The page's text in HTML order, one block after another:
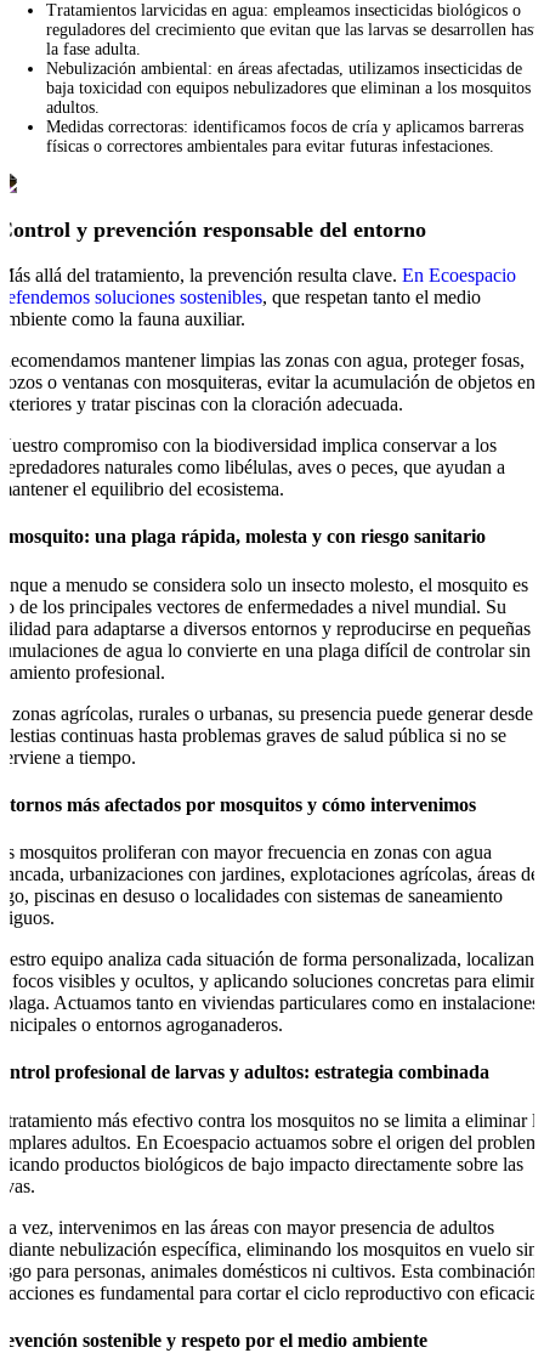
Tratamientos larvicidas en agua: empleamos insecticidas biológicos o
reguladores del crecimiento que evitan que las larvas se desarrollen hasta
la fase adulta.
Nebulización ambiental: en áreas afectadas, utilizamos insecticidas de
baja toxicidad con equipos nebulizadores que eliminan a los mosquitos
adultos.
Medidas correctoras: identificamos focos de cría y aplicamos barreras
físicas o correctores ambientales para evitar futuras infestaciones.
y prevención responsable del entorno
allá del tratamiento, la prevención resulta clave. En Ecoespacio
soluciones sostenibles, que respetan tanto el medio
como la fauna auxiliar.
mantener limpias las zonas con agua, proteger fosas,
o ventanas con mosquiteras, evitar la acumulación de objetos en
y tratar piscinas con la cloración adecuada.
compromiso con la biodiversidad implica conservar a los
naturales como libélulas, aves o peces, que ayudan a
el equilibrio del ecosistema.
mosquito: una plaga rápida, molesta y con riesgo sanitario
a menudo se considera solo un insecto molesto, el mosquito es
de los principales vectores de enfermedades a nivel mundial. Su
para adaptarse a diversos entornos y reproducirse en pequeñas
de agua lo convierte en una plaga difícil de controlar sin
profesional.
zonas agrícolas, rurales o urbanas, su presencia puede generar desde
continuas hasta problemas graves de salud pública si no se
a tiempo.
más afectados por mosquitos y cómo intervenimos
mosquitos proliferan con mayor frecuencia en zonas con agua
urbanizaciones con jardines, explotaciones agrícolas, áreas de
piscinas en desuso o localidades con sistemas de saneamiento
equipo analiza cada situación de forma personalizada,
focos visibles y ocultos, y aplicando soluciones concretas para
Actuamos tanto en viviendas particulares como en instalaciones
o entornos agroganaderos.
profesional de larvas y adultos: estrategia combinada
tratamiento más efectivo contra los mosquitos no se limita a eliminar
adultos. En Ecoespacio actuamos sobre el origen del
productos biológicos de bajo impacto directamente sobre las
vez, intervenimos en las áreas con mayor presencia de adultos
nebulización específica, eliminando los mosquitos en vuelo sin
para personas, animales domésticos ni cultivos. Esta combinación
acciones es fundamental para cortar el ciclo reproductivo con eficacia.
sostenible y respeto por el medio ambiente